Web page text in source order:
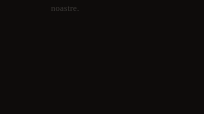
noastre.